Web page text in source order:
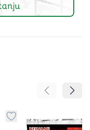
Pomeranje
omiljeno
Dugme za dodavanje